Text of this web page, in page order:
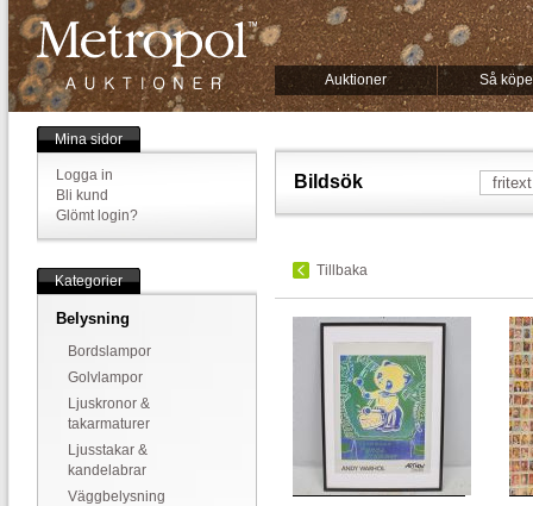
Auktioner Så
Mina sidor
Logga in
Bli kund
Glömt login?
Kategorier
Belysning
Bordslampor
Golvlampor
Ljuskronor &
takarmaturer
Ljusstakar &
kandelabrar
Väggbelysning
Bildsök
Tillbaka